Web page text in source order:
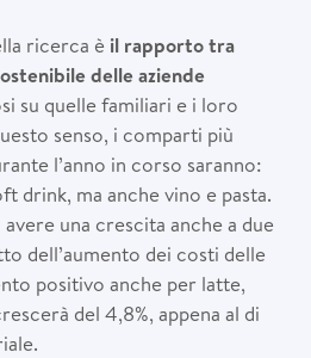
ricerca è il rapporto tra
delle aziende
su quelle familiari e i loro
senso, i comparti più
l’anno in corso saranno:
drink, ma anche vino e pasta.
una crescita anche a due
dell’aumento dei costi delle
positivo anche per latte,
del 4,8%, appena al di